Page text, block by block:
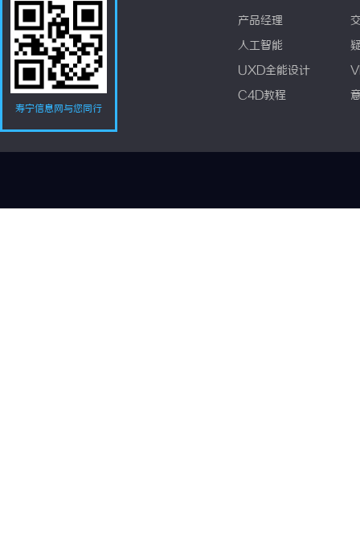
寿宁信息网与您同行
产品经理
人工智能
UXD全能设计
C4D教程